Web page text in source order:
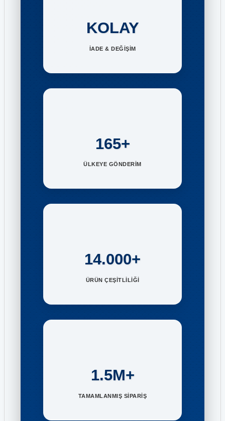
KOLAY
İADE & DEĞİŞİM
165+
ÜLKEYE GÖNDERİM
14.000+
ÜRÜN ÇEŞİTLİLİĞİ
1.5M+
TAMAMLANMIŞ SİPARİŞ